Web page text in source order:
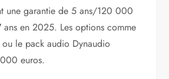
une garantie de 5 ans/120 000
ans en 2025. Les options comme
ou le pack audio Dynaudio
euros.